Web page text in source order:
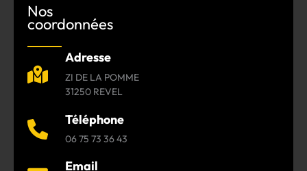
Nos
coordonnées
Adresse
ZI DE LA POMME
31250 REVEL
Téléphone
06 75 73 36 43
Email